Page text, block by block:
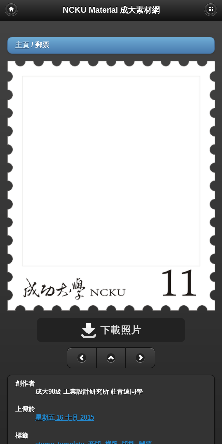
NCKU Material 成大素材網
主頁 / 郵票
下載照片
創作者
成大98級 工業設計研究所 莊青遠同學
上傳於
星期五 16 十月 2015
標籤